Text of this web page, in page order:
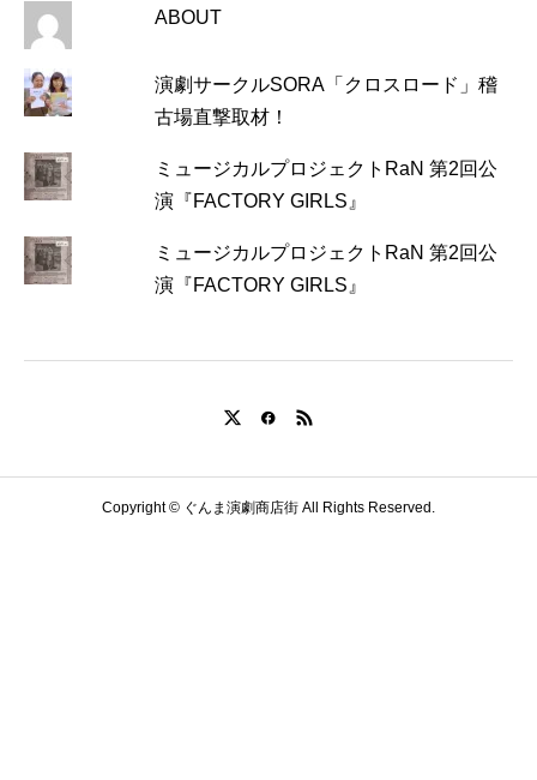
ABOUT
演劇サークルSORA「クロスロード」稽
古場直撃取材！
ミュージカルプロジェクトRaN 第2回公
演『FACTORY GIRLS』
ミュージカルプロジェクトRaN 第2回公
演『FACTORY GIRLS』
Copyright © ぐんま演劇商店街 All Rights Reserved.